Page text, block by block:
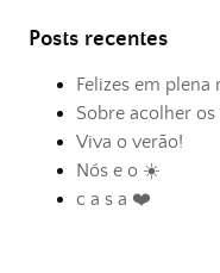
Posts recentes
Felizes em plena
Sobre acolher os
Viva o verão!
Nós e o ☀️
c a s a ❤️